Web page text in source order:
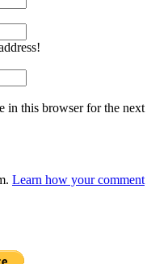
in this browser for the next
Learn how your comment